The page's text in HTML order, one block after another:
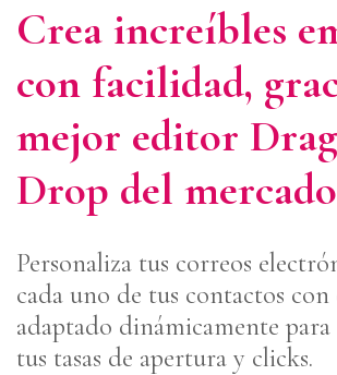
Crea increíbles
con facilidad,
mejor editor
Drop del mercado
Personaliza tus correos
cada uno de tus contactos
adaptado dinámicamente
tus tasas de apertura y clicks.